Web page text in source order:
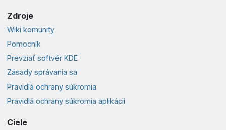
Zdroje
Wiki komunity
Pomocník
Prevziať softvér KDE
Zásady správania sa
Pravidlá ochrany súkromia
Pravidlá ochrany súkromia aplikácií
Ciele